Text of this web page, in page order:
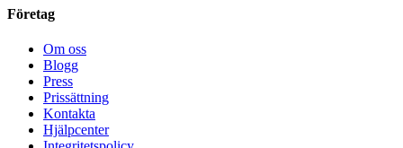
Företag
Om oss
Blogg
Press
Prissättning
Kontakta
Hjälpcenter